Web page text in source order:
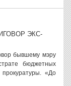
ЭКС-
бывшему мэру
бюджетных
«До